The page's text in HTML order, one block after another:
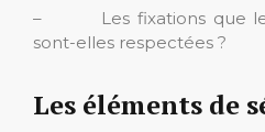
– Les fixations que le
sont-elles respectées ?
Les éléments de